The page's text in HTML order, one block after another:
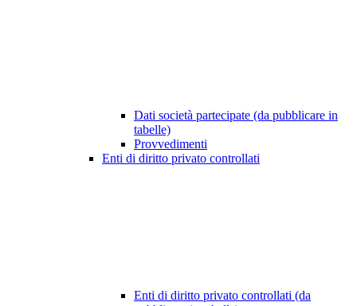
Dati società partecipate (da pubblicare in
tabelle)
Provvedimenti
Enti di diritto privato controllati
Enti di diritto privato controllati (da